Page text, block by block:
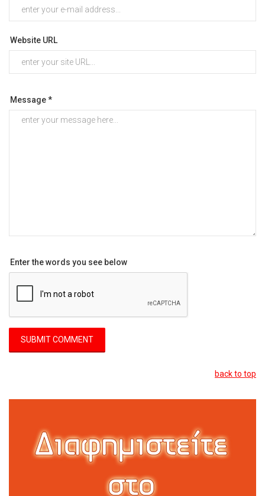
Website URL
Message *
Enter the words you see below
back to top